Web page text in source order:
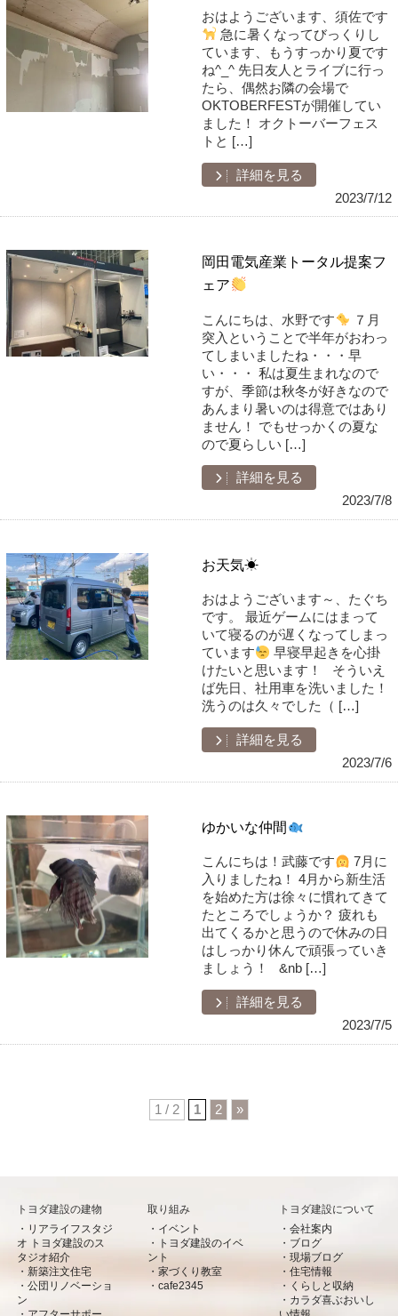
おはようございます、須佐です
急に暑くなってびっくりし
ています、もうすっかり夏です
ね^_^ 先日友人とライブに行っ
たら、偶然お隣の会場で
OKTOBERFESTが開催してい
ました！ オクトーバーフェス
トと […]
詳細を見る
2023/7/12
岡田電気産業トータル提案フ
ェア
こんにちは、水野です
７月
突入ということで半年がおわっ
てしまいましたね・・・早
い・・・ 私は夏生まれなので
すが、季節は秋冬が好きなので
あんまり暑いのは得意ではあり
ません！ でもせっかくの夏な
ので夏らしい […]
詳細を見る
2023/7/8
お天気☀
おはようございます～、たぐち
です。 最近ゲームにはまって
いて寝るのが遅くなってしまっ
ています
早寝早起きを心掛
けたいと思います！ そういえ
ば先日、社用車を洗いました！
洗うのは久々でした（ […]
詳細を見る
2023/7/6
ゆかいな仲間
こんにちは！武藤です
7月に
入りましたね！ 4月から新生活
を始めた方は徐々に慣れてきて
たところでしょうか？ 疲れも
出てくるかと思うので休みの日
はしっかり休んで頑張っていき
ましょう！ &nb […]
詳細を見る
2023/7/5
1 / 2 1 2 »
トヨダ建設の建物
リアライフスタジ
オ トヨダ建設のス
タジオ紹介
新築注文住宅
公団リノベーショ
ン
取り組み
イベント
トヨダ建設のイベ
ント
家づくり教室
cafe2345
トヨダ建設について
会社案内
ブログ
現場ブログ
住宅情報
くらしと収納
カラダ喜ぶおいし